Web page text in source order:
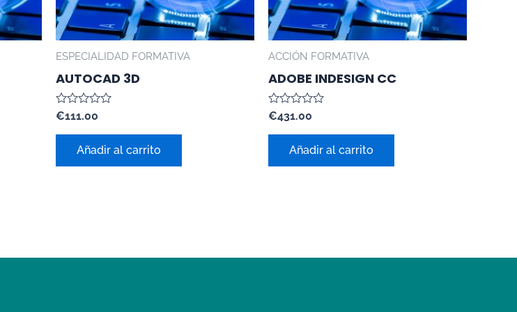
ESPECIALIDAD FORMATIVA
AUTOCAD 3D
Valorado
0
€111.00
Añadir al carrito
ACCIÓN FORMATIVA
ADOBE INDESIGN CC
Valorado
con
0
€431.00
Añadir al carrito